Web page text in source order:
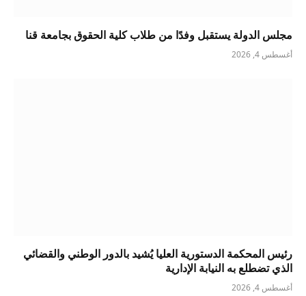
مجلس الدولة يستقبل وفدًا من طلاب كلية الحقوق بجامعة قنا
أغسطس 4, 2026
رئيس المحكمة الدستورية العليا يُشيد بالدور الوطني والقضائي
الذي تضطلع به النيابة الإدارية
أغسطس 4, 2026